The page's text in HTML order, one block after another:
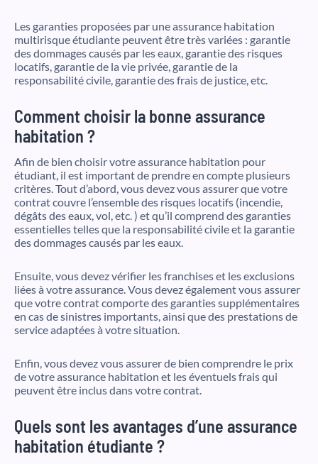
Les garanties proposées par une assurance habitation
multirisque étudiante peuvent être très variées : garantie
des dommages causés par les eaux, garantie des risques
locatifs, garantie de la vie privée, garantie de la
responsabilité civile, garantie des frais de justice, etc.
Comment choisir la bonne assurance
habitation ?
Afin de bien choisir votre assurance habitation pour
étudiant, il est important de prendre en compte plusieurs
critères. Tout d’abord, vous devez vous assurer que votre
contrat couvre l’ensemble des risques locatifs (incendie,
dégâts des eaux, vol, etc. ) et qu’il comprend des garanties
essentielles telles que la responsabilité civile et la garantie
des dommages causés par les eaux.
Ensuite, vous devez vérifier les franchises et les exclusions
liées à votre assurance. Vous devez également vous assurer
que votre contrat comporte des garanties supplémentaires
en cas de sinistres importants, ainsi que des prestations de
service adaptées à votre situation.
Enfin, vous devez vous assurer de bien comprendre le prix
de votre assurance habitation et les éventuels frais qui
peuvent être inclus dans votre contrat.
Quels sont les avantages d’une assurance
habitation étudiante ?